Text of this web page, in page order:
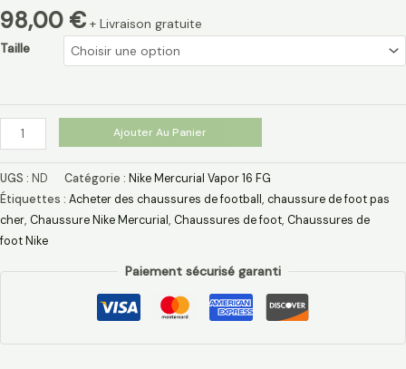
98,00 € + Livraison gratuite
Taille
Ajouter Au Panier
UGS : ND Catégorie : Nike Mercurial Vapor 16 FG
Étiquettes : Acheter des chaussures de football , chaussure de foot pas
cher​, Chaussure Nike Mercurial​ , Chaussures de foot, Chaussures de
foot Nike
Paiement sécurisé garanti